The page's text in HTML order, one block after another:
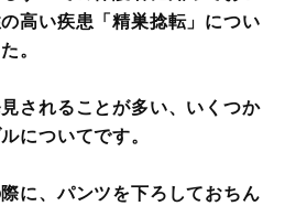
高い疾患「精巣捻転」につい
。
されることが多い、いくつか
についてです。
に、パンツを下ろしておちん